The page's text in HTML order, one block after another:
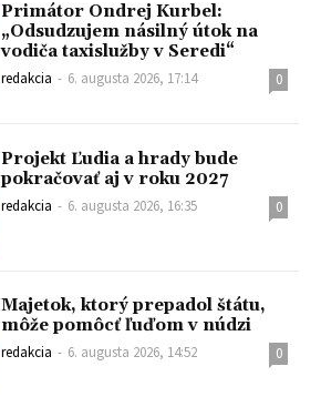
Primátor Ondrej Kurbel:
„Odsudzujem násilný útok na
vodiča taxislužby v Seredi“
redakcia - 6. augusta 2026, 17:14 0
Projekt Ľudia a hrady bude
pokračovať aj v roku 2027
redakcia - 6. augusta 2026, 16:35 0
Majetok, ktorý prepadol štátu,
môže pomôcť ľuďom v núdzi
redakcia - 6. augusta 2026, 14:52 0